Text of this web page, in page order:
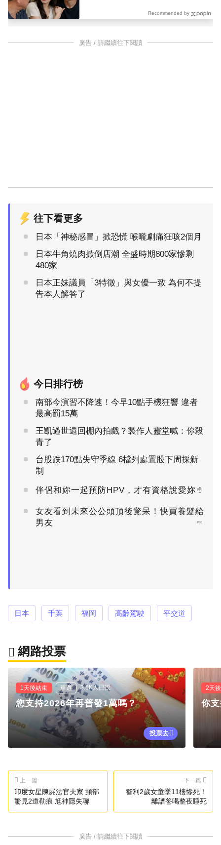
Recommended by
廣告 / 請繼續往下閱讀
往下看更多
日本「神秘感冒」掀恐慌 喉嚨劇痛狂咳2個月
日本牛角燒肉掀倒店潮 全盛時期800家慘剩
480家
日本正妹議員「3特徵」與女優一致 為何不提
告本人解答了
今日排行榜
南部今演習不降速！今早10點手機狂響 違者
最高罰15萬
王凱過世還回棚內拍戲？製作人靈堂喊：你殺
青了
台股跌170點失守季線 6檔列處置股下周採新
制
伴侶和妳一起預防HPV，才有資格說愛妳！
PR
女友看到未來公公頭頂後驚呆！快買養髮給
男友
PR
日本 千葉 福岡 高齡駕駛 平交道
網路投票
1天後結束 單選 3.5K人已投
您支持2026年再普發1萬嗎？
投票去
2天
你
上一篇
印度女星陳屍法官夫家 頸部
驚見2道勒痕 尪神隱失聯
下一篇
智利2歲女童墜11樓慘死！
離譜爸喝整夜睡死
廣告 / 請繼續往下閱讀